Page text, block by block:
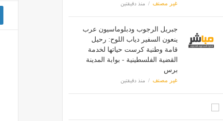
غير مصنف منذ دقيقتين
جبريل الرجوب ودبلوماسيون عرب
ينعون السفير دياب اللوح: رحيل
قامة وطنية كرست حياتها لخدمة
القضية الفلسطينية - بوابة المدينة
برس
غير مصنف منذ دقيقتين